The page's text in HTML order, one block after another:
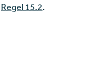
Regel 15.2.